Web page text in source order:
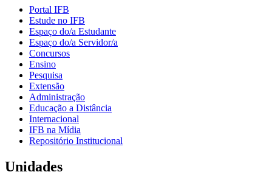
Portal IFB
Estude no IFB
Espaço do/a Estudante
Espaço do/a Servidor/a
Concursos
Ensino
Pesquisa
Extensão
Administração
Educação a Distância
Internacional
IFB na Mídia
Repositório Institucional
Unidades